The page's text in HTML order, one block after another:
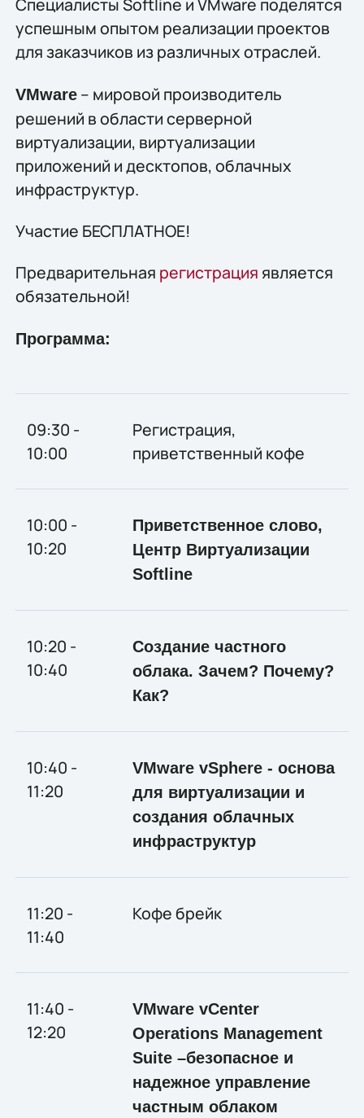
Специалисты Softline и VMware поделятся
успешным опытом реализации проектов
для заказчиков из различных отраслей.
VМware– мировой производитель
решений в области серверной
виртуализации, виртуализации
приложений и десктопов, облачных
инфраструктур.
Участие БЕСПЛАТНОЕ!
Предварительная регистрация является
обязательной!
Программа:
09:30 -
10:00
Регистрация,
приветственный кофе
10:00 -
10:20
Приветственное слово,
Центр Виртуализации
Softline
10:20 -
10:40
Создание частного
облака. Зачем? Почему?
Как?
10:40 -
11:20
VMware vSphere - основа
для виртуализации и
создания облачных
инфраструктур
11:20 -
11:40
Кофе брейк
11:40 -
12:20
VMware vCenter
Operations Management
Suite –безопасное и
надежное управление
частным облаком